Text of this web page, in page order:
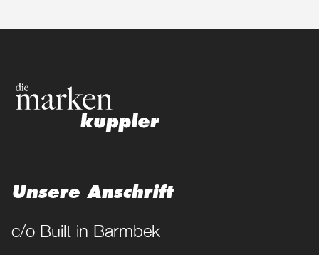
Unsere Anschrift
c/o Built in Barmbek